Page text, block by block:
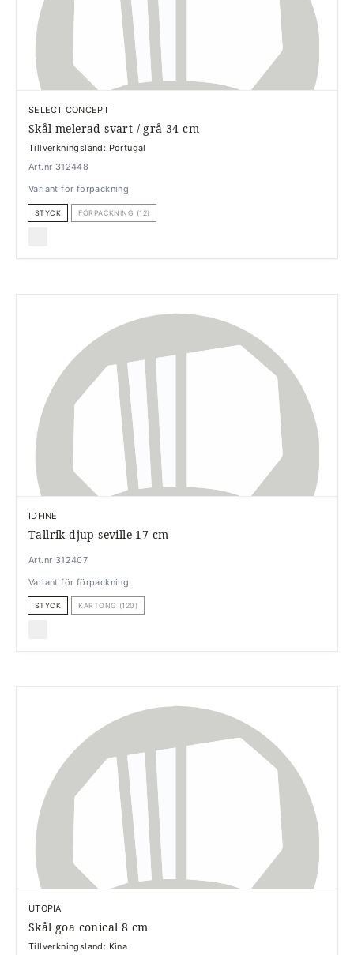
SELECT CONCEPT
Skål melerad svart / grå 34 cm
Tillverkningsland: Portugal
Art.nr 312448
Variant för förpackning
STYCK FÖRPACKNING (12)
IDFINE
Tallrik djup seville 17 cm
Art.nr 312407
Variant för förpackning
STYCK KARTONG (120)
UTOPIA
Skål goa conical 8 cm
Tillverkningsland: Kina